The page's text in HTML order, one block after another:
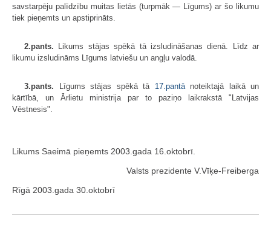
savstarpēju palīdzību muitas lietās (turpmāk — Līgums) ar šo likumu
tiek pieņemts un apstiprināts.
2.pants. Likums stājas spēkā tā izsludināšanas dienā. Līdz ar
likumu izsludināms Līgums latviešu un angļu valodā.
3.pants. Līgums stājas spēkā tā 17.pantānoteiktajā laikā un
kārtībā, un Ārlietu ministrija par to paziņo laikrakstā "Latvijas
Vēstnesis".
Likums Saeimā pieņemts 2003.gada 16.oktobrī.
Valsts prezidente V.Vīķe-Freiberga
Rīgā 2003.gada 30.oktobrī